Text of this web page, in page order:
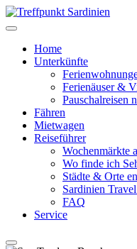
Home
Unterkünfte
Ferienäuser &
Pauschalreisen
Fähren
Mietwagen
Reiseführer
Wochenmärkte
Wo finde ich
Städte & Orte
Sardinien
FAQ
Service